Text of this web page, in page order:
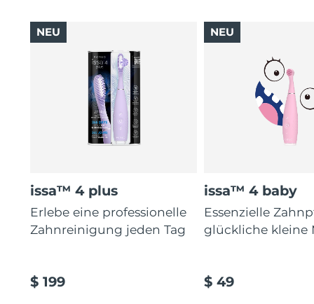
issa™ 4 plus
Erlebe eine professionelle
Zahnreinigung jeden Tag
$ 199
NEU
issa™ 4 baby
Essenzielle
glückliche kleine
$ 49
NEU